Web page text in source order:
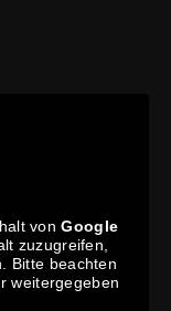
vonGoogle
zuzugreifen,
Bitte beachten
weitergegeben